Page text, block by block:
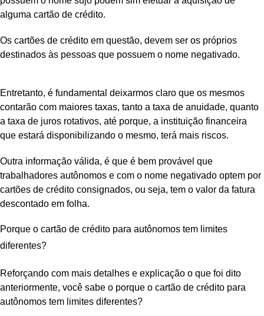
alguma cartão de crédito.
Os cartões de crédito em questão, devem ser os próprios
destinados às pessoas que possuem o nome negativado.
Entretanto, é fundamental deixarmos claro que os mesmos
contarão com maiores taxas, tanto a taxa de anuidade, quanto
a taxa de juros rotativos, até porque, a instituição financeira
que estará disponibilizando o mesmo, terá mais riscos.
Outra informação válida, é que é bem provável que
trabalhadores autônomos e com o nome negativado optem por
cartões de crédito consignados, ou seja, tem o valor da fatura
descontado em folha.
Porque o cartão de crédito para autônomos tem limites
diferentes?
Reforçando com mais detalhes e explicação o que foi dito
anteriormente, você sabe o porque o cartão de crédito para
autônomos tem limites diferentes?